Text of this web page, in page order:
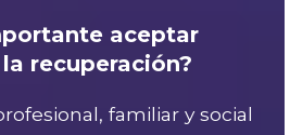
aceptar
recuperación?
familiar y social